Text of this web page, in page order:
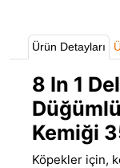
Ürün Detayları
8 In 1
Kemiği
Köpekler için,